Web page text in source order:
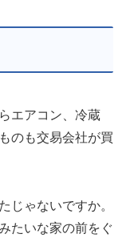
エアコン、冷蔵
のも交易会社が買
じゃないですか。
たいな家の前をぐ